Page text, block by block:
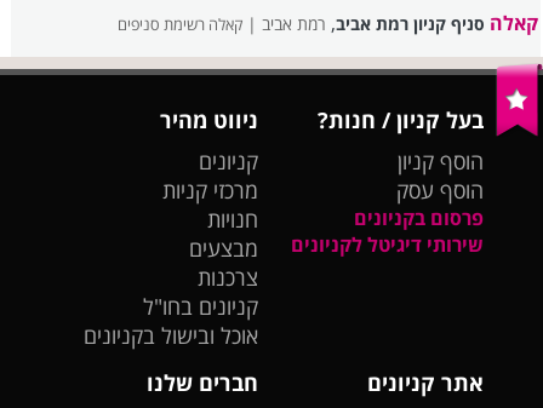
קאלה סניף קניון רמת אביב, רמת אביב |קאלה רשימת סניפים
בעל קניון / חנות?
הוסף קניון
הוסף עסק
פרסום בקניונים
שירותי דיגיטל לקניונים
ניווט מהיר
קניונים
מרכזי קניות
חנויות
מבצעים
צרכנות
קניונים בחו"ל
אוכל ובישול בקניונים
אתר קניונים
חברים שלנו